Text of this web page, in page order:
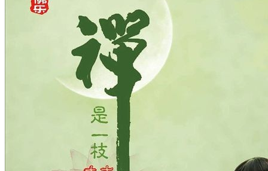
2025-5-7 14:53:04 显示全部楼层 /阅读模式